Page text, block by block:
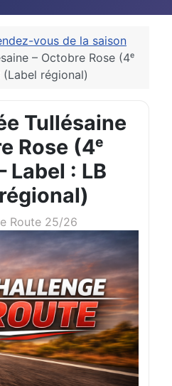
vous de la saison
– Octobre Rose (4ᵉ
régional)
Tullésaine
Rose (4ᵉ
Label : LB
Route 25/26